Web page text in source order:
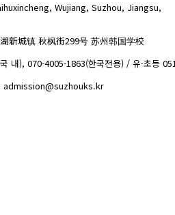
Wujiang, Suzhou, Jiangsu,
新城镇 秋枫街299号 苏州韩国学校
내), 070-4005-1863(한국전용) / 유·초등
admission@suzhouks.kr